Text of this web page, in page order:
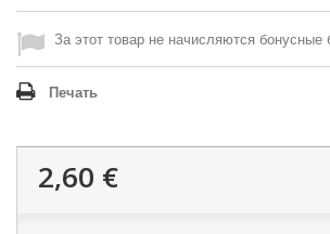
За этот товар не начисляются бонусные
Печать
2,60 €